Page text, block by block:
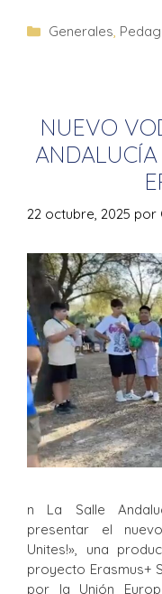
Generales
NUEVO
ANDALUCÍA
22 octubre, 2025 por
n La Salle
presentar el
Unites!», una
proyecto Erasmus+
por la Unión